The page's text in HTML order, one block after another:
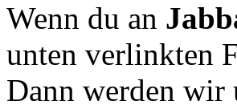
Wenn du an
unten verlinkten
Dann werden wir